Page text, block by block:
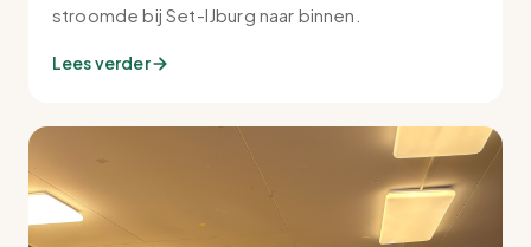
stroomde bij Set-IJburg naar binnen.
Lees verder